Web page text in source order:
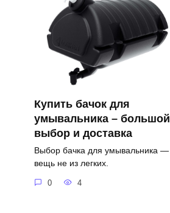
Купить бачок для
умывальника – большой
выбор и доставка
Выбор бачка для умывальника —
вещь не из легких.
0 4